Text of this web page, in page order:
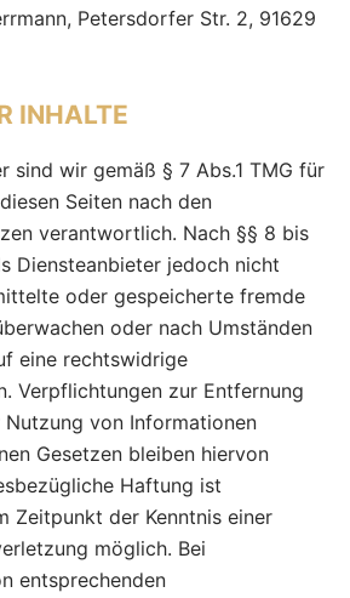
Petersdorfer Str. 2, 91629
INHALTE
sind wir gemäß § 7 Abs.1 TMG für
Seiten nach den
verantwortlich. Nach §§ 8 bis
Diensteanbieter jedoch nicht
oder gespeicherte fremde
oder nach Umständen
eine rechtswidrige
Verpflichtungen zur Entfernung
von Informationen
Gesetzen bleiben hiervon
Haftung ist
Zeitpunkt der Kenntnis einer
möglich. Bei
entsprechenden